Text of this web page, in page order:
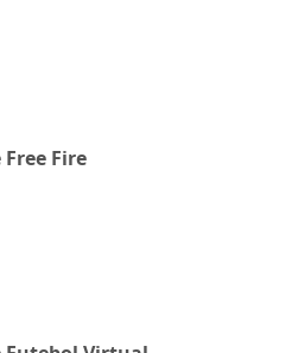
Fire